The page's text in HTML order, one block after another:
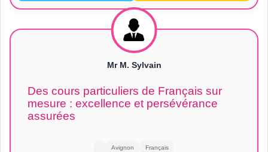
Mr M. Sylvain
Des cours particuliers de Français sur
mesure : excellence et persévérance
assurées
Avignon Français